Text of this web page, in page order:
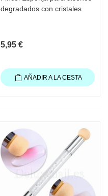
degradados con cristales
5,95 €
AÑADIR A LA CESTA